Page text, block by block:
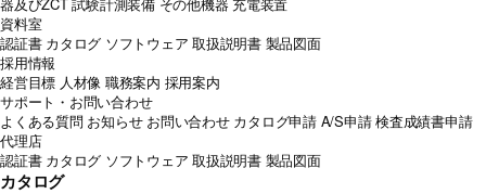
資料室
認証書 カタログ ソフトウェア 取扱説明書 製品図面
採用情報
経営目標 人材像 職務案内 採用案内
サポート・お問い合わせ
よくある質問 お知らせ お問い合わせ カタログ申請 A/S申請検査成績書申請
代理店
認証書 カタログ ソフトウェア 取扱説明書 製品図面
カタログ